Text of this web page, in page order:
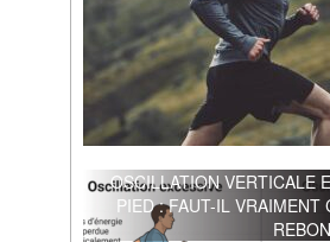
OSCILLATION VERTICALE
PIED : FAUT-IL VRAIMENT